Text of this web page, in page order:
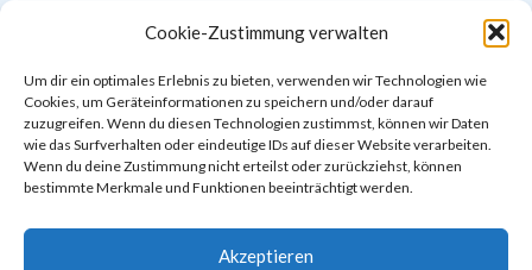
Cookie-Zustimmung verwalten
Um dir ein optimales Erlebnis zu bieten, verwenden wir Technologien wie
Cookies, um Geräteinformationen zu speichern und/oder darauf
zuzugreifen. Wenn du diesen Technologien zustimmst, können wir Daten
wie das Surfverhalten oder eindeutige IDs auf dieser Website verarbeiten.
Wenn du deine Zustimmung nicht erteilst oder zurückziehst, können
bestimmte Merkmale und Funktionen beeinträchtigt werden.
Akzeptieren
buddY-Programm
Comenius
Hand in Hand in die Zukunft III
Mobbing-Interventions-Team (MIT)
Skikurs